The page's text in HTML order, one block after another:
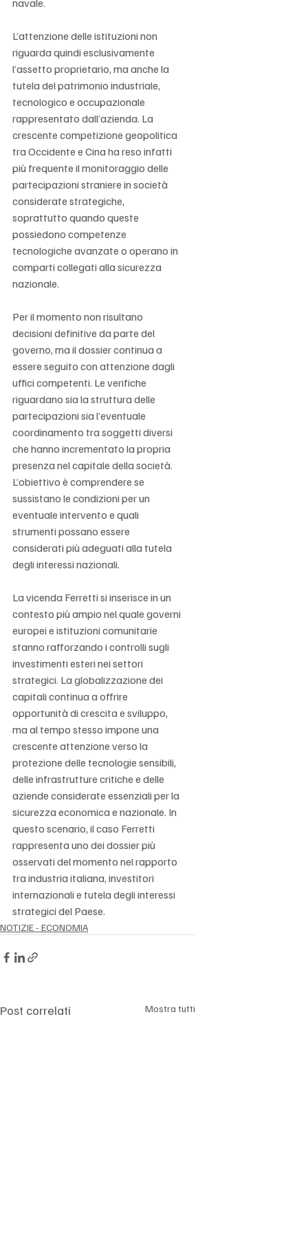
L’attenzione delle istituzioni non
riguarda quindi esclusivamente
l’assetto proprietario, ma anche la
tutela del patrimonio industriale,
tecnologico e occupazionale
rappresentato dall’azienda. La
crescente competizione geopolitica
tra Occidente e Cina ha reso infatti
più frequente il monitoraggio delle
partecipazioni straniere in società
considerate strategiche,
soprattutto quando queste
possiedono competenze
tecnologiche avanzate o operano in
comparti collegati alla sicurezza
nazionale.
Per il momento non risultano
decisioni definitive da parte del
governo, ma il dossier continua a
essere seguito con attenzione dagli
uffici competenti. Le verifiche
riguardano sia la struttura delle
partecipazioni sia l’eventuale
coordinamento tra soggetti diversi
che hanno incrementato la propria
presenza nel capitale della società.
L’obiettivo è comprendere se
sussistano le condizioni per un
eventuale intervento e quali
strumenti possano essere
considerati più adeguati alla tutela
degli interessi nazionali.
La vicenda Ferretti si inserisce in un
contesto più ampio nel quale governi
europei e istituzioni comunitarie
stanno rafforzando i controlli sugli
investimenti esteri nei settori
strategici. La globalizzazione dei
capitali continua a offrire
opportunità di crescita e sviluppo,
ma al tempo stesso impone una
crescente attenzione verso la
protezione delle tecnologie sensibili,
delle infrastrutture critiche e delle
aziende considerate essenziali per la
sicurezza economica e nazionale. In
questo scenario, il caso Ferretti
rappresenta uno dei dossier più
osservati del momento nel rapporto
tra industria italiana, investitori
internazionali e tutela degli interessi
strategici del Paese.
NOTIZIE - ECONOMIA
Post correlati Mostra tutti